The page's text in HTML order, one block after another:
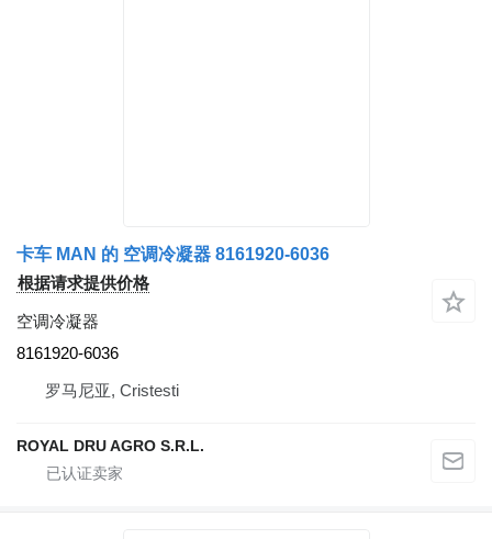
卡车 MAN 的 空调冷凝器 8161920-6036
根据请求提供价格
空调冷凝器
8161920-6036
罗马尼亚, Cristesti
ROYAL DRU AGRO S.R.L.